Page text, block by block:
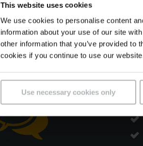
This website uses cookies
We use cookies to personalise content
information about your use of our site
other information that you’ve provided to
cookies if you continue to use our
Use necessary cookies only